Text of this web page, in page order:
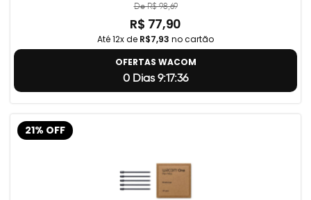
De R$ 98,69
R$ 77,90
Até 12x de R$7,93 no cartão
OFERTAS WACOM
0 Dias 9:17:35
21% OFF